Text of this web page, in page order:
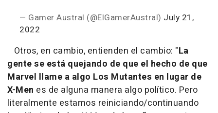
— Gamer Austral (@ElGamerAustral) July 21,
2022
Otros, en cambio, entienden el cambio: "La
gente se está quejando de que el hecho de que
Marvel llame a algo Los Mutantes en lugar de
X-Men es de alguna manera algo político. Pero
literalmente estamos reiniciando/continuando